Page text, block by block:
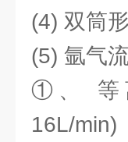
(4) 双筒
(5) 氩气
①、 等
16L/min)